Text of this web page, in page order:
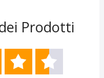
Prodotti
 